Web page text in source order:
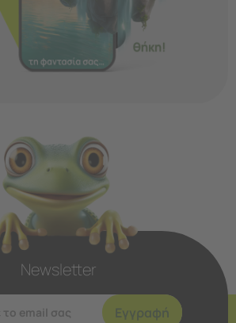
Newsletter
Εγγραφή